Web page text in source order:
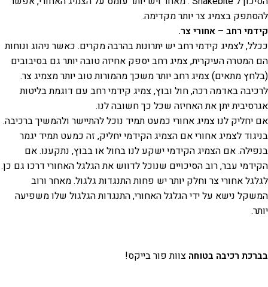
להסתפק בצמיג צר יותר מקדימה.
קידמי רחב – אחורי צר.
ככלל, לצמיג קידמי רחב יש יתרונות בהרבה מקרים. כאשר ניהוג ונוחות
הם המטרה העיקרית, צמיג רחב יספק אחיזה טובה יותר גם בסיבובים
(בלחץ מתאים) צמיג רחב יותר משכך מהמורות טוב יותר מצמיג צר.
לרכיבה באדמה רכה, חול ובוץ, צמיג קידמי רחב עם דוגמת בליטות
אגרסיבית יתן את האחיזה שכל כך חשובה לנו.
אם יחליק לנו צמיג אחורי כמעט תמיד נוכל להתיישר ולהמשיך ברכיבה.
בניגוד לצמיג אחורי אם הצמיג הקידמי יחליק, זה כמעט תמיד יגמר
בנפילה. אם הצמיג הקידמי ישקע לנו בחול או בבוץ, נתקענו. אם
הקידמי עבר, רוב הסיכויים שנוכל לדווש את הגלגל האחורי דרכו גם כן.
לגלגל אחורי צר וחלק יותר יש פחות התנגדות גלגול. מאחר ורוב
המשקל נישא על ידי הגלגל האחורי, התנגדות הגלגול שלו משפיעה
יותר.
בברכת רכיבה בטוחה צוות פור בייקס!